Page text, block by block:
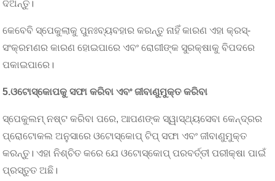
ଦିଅନ୍ତୁ।
କେବେବି ସ୍ପେକୁଲାକୁ ପୁନଃବ୍ୟବହାର କରନ୍ତୁ ନାହିଁ କାରଣ ଏହା କ୍ରସ୍-
ସଂକ୍ରମଣର କାରଣ ହୋଇପାରେ ଏବଂ ରୋଗୀଙ୍କ ସୁରକ୍ଷାକୁ ବିପଦରେ
ପକାଇପାରେ।
5.ଓଟୋସ୍କୋପକୁ ସଫା କରିବା ଏବଂ ଜୀବାଣୁମୁକ୍ତ କରିବା
ସ୍ପେକୁଲମ୍ ନଷ୍ଟ କରିବା ପରେ, ଆପଣଙ୍କ ସ୍ୱାସ୍ଥ୍ୟସେବା କେନ୍ଦ୍ରର
ପ୍ରୋଟୋକଲ ଅନୁସାରେ ଓଟୋସ୍କୋପ୍ ଟିପ୍ ସଫା ଏବଂ ଜୀବାଣୁମୁକ୍ତ
କରନ୍ତୁ। ଏହା ନିଶ୍ଚିତ କରେ ଯେ ଓଟୋସ୍କୋପ୍ ପରବର୍ତ୍ତୀ ପରୀକ୍ଷା ପାଇଁ
ପ୍ରସ୍ତୁତ ଅଛି।